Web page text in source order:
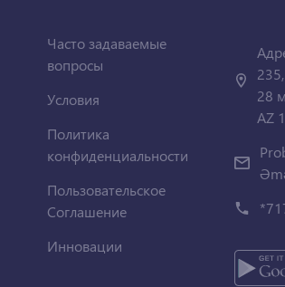
Часто задаваемые
вопросы
Условия
Политика
конфиденциальности
Пользовательское
Соглашение
Инновации
235,
28
AZ